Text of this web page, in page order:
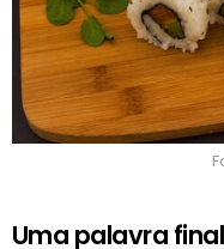
Uma palavra final